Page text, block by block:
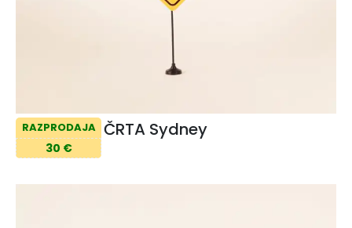
RAZPRODAJA
30 €
ČRTA Sydney